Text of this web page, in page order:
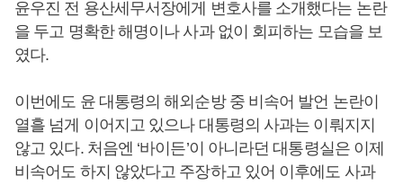
윤우진 전 용산세무서장에게 변호사를 소개했다는 논란
을 두고 명확한 해명이나 사과 없이 회피하는 모습을 보
였다.
이번에도 윤 대통령의 해외순방 중 비속어 발언 논란이
열흘 넘게 이어지고 있으나 대통령의 사과는 이뤄지지
않고 있다. 처음엔 ‘바이든’이 아니라던 대통령실은 이제
비속어도 하지 않았다고 주장하고 있어 이후에도 사과